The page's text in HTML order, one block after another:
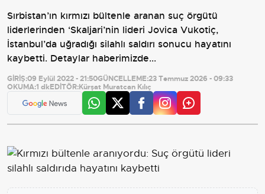
Sırbistan’ın kırmızı bültenle aranan suç örgütü
liderlerinden ‘Skaljari’nin lideri Jovica Vukotiç,
İstanbul’da uğradığı silahlı saldırı sonucu hayatını
kaybetti. Detaylar haberimizde...
GİRİŞ:09 Eylül 2022 - 21:50GÜNCELLEME:23 Temmuz 2026 - 09:33
OKUMA:1 dkEDİTÖR:Kürşat Muratcan Kılıç